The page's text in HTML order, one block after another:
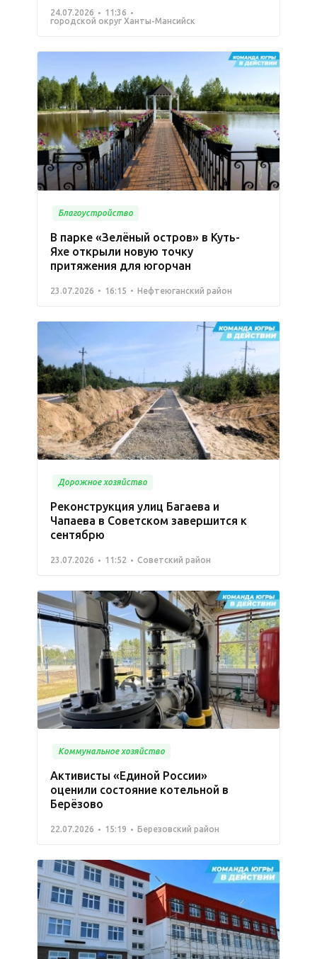
24.07.2026
11:36
городской округ Ханты-Мансийск
Благоустройство
В парке «Зелёный остров» в Куть-
Яхе открыли новую точку
притяжения для югорчан
23.07.2026 16:15 Нефтеюганский район
Дорожное хозяйство
Реконструкция улиц Багаева и
Чапаева в Советском завершится к
сентябрю
23.07.2026 11:52 Советский район
Коммунальное хозяйство
Активисты «Единой России»
оценили состояние котельной в
Берёзово
22.07.2026 15:19 Березовский район